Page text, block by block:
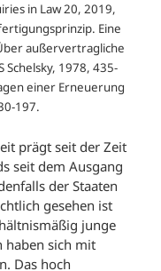
in Law 20, 2019,
Eine
außervertragliche
Schelsky, 1978, 435-
einer Erneuerung
197.
prägt seit der Zeit
seit dem Ausgang
der Staaten
gesehen ist
junge
haben sich mit
Das hoch